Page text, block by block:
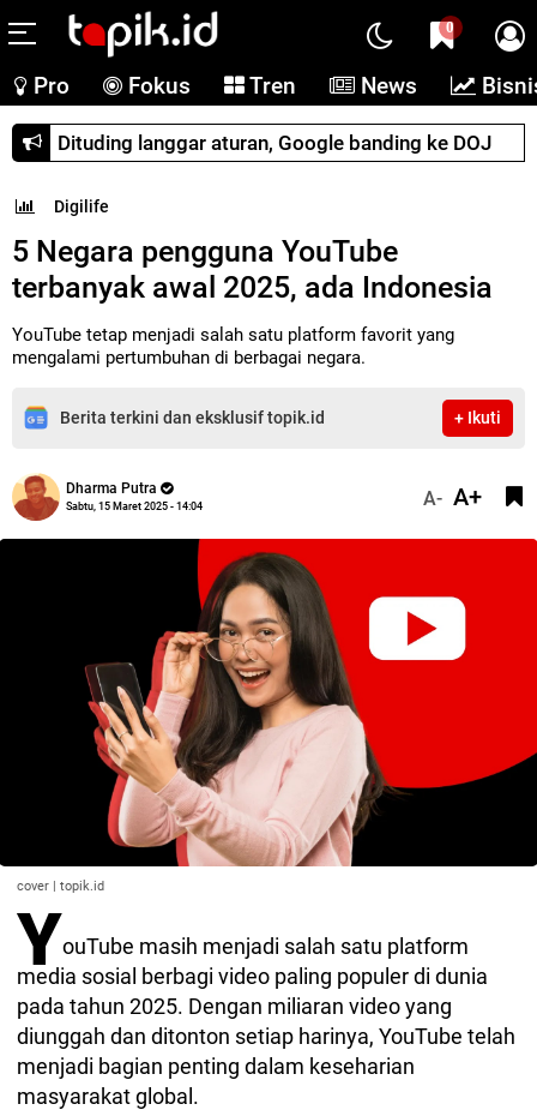
0
Pro Fokus Tren News
Dituding langgar aturan, Google banding ke DOJ
Digilife
5 Negara pengguna YouTube
terbanyak awal 2025, ada Indonesia
YouTube tetap menjadi salah satu platform favorit yang
mengalami pertumbuhan di berbagai negara.
Berita terkini dan eksklusif topik.id + Ikuti
Dharma Putra
Sabtu, 15 Maret 2025 - 14:04 A- A+
cover | topik.id
YouTube masih menjadi salah satu platform
media sosial berbagi video paling populer di dunia
pada tahun 2025. Dengan miliaran video yang
diunggah dan ditonton setiap harinya, YouTube telah
menjadi bagian penting dalam keseharian
masyarakat global.